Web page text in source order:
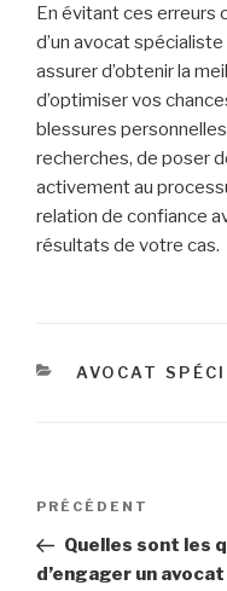
En évitant ces erreurs
d’un avocat
assurer d’obtenir la
d’optimiser vos
blessures
recherches, de poser
activement au
relation de confiance
résultats de votre cas.
CATÉGORIES
AVOCAT
Navigation
l’article
Article
précédent
PRÉCÉDENT
Quelles sont les
d’engager un